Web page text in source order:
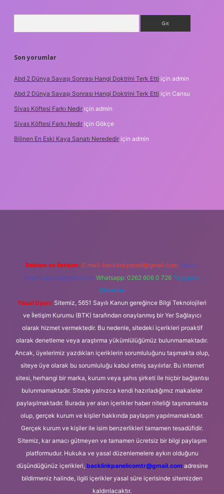
Son yorumlar
Abd 2 Dünya Savaşı Sonrası Hangi Doktrini Terk Etti için admin
Abd 2 Dünya Savaşı Sonrası Hangi Doktrini Terk Etti için Cansu
Sivas Köftesi Farkı Nedir için admin
Sivas Köftesi Farkı Nedir için Gökçe
Bilinen En Eski Kaya Sanatı Nerededir için admin
Reklam ve İletişim: E-mail: backlinkpaneli@gmail.com Teams:
forumhizmeti@gmail.com Whatsapp: 0262 606 0 726 Telegram:
@karabul
Yasal Uyarı: Sitemiz, 5651 Sayılı Kanun gereğince Bilgi Teknolojileri
ve İletişim Kurumu (BTK) tarafından onaylanmış bir Yer Sağlayıcı
olarak hizmet vermektedir. Bu nedenle, sitedeki içerikleri proaktif
olarak denetleme veya araştırma yükümlülüğümüz bulunmamaktadır.
Ancak, üyelerimiz yazdıkları içeriklerin sorumluluğunu taşımakta olup,
siteye üye olarak bu sorumluluğu kabul etmiş sayılırlar. Bu internet
sitesi, herhangi bir marka, kurum veya şahıs şirketi ile hiçbir bağlantısı
bulunmamaktadır. Sitede yalnızca kendi hazırladığımız makaleler
paylaşılmaktadır. Burada yer alan içerikler haber niteliği taşımamakta
olup, gerçek kurum ve kişiler hakkında paylaşım yapılmamaktadır.
Gerçek kurum ve kişiler ile isim benzerlikleri tamamen tesadüfidir.
Sitemiz, kar amacı gütmeyen ve tamamen ücretsiz bir bilgi paylaşım
platformudur. Hukuka ve yasal düzenlemelere aykırı olduğunu
düşündüğünüz içerikleri, backlinkpanelicomtr@gmail.comadresine
bildirmeniz halinde, ilgili içerikler yasal süre içerisinde sitemizden
kaldırılacaktır.